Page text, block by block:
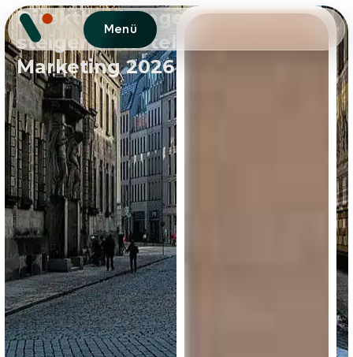
Menü
Direktbuchungen
steigern – Hotel
Marketing 2026